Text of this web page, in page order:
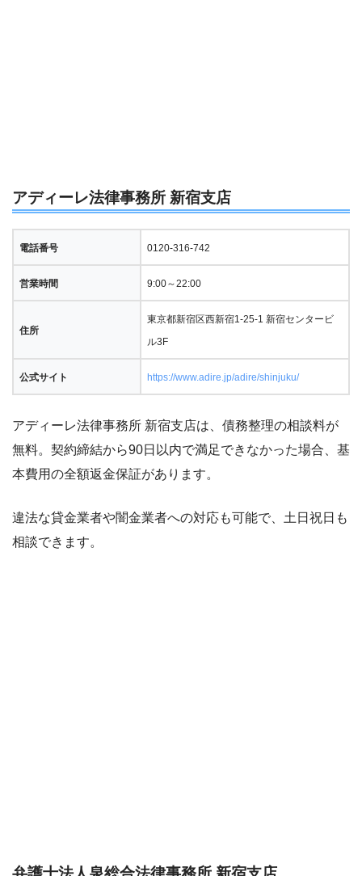
アディーレ法律事務所 新宿支店
電話番号 0120-316-742
営業時間 9:00～22:00
住所
東京都新宿区西新宿1-25-1 新宿センタービ
ル3F
公式サイト https://www.adire.jp/adire/shinjuku/
アディーレ法律事務所 新宿支店は、債務整理の相談料が
無料。契約締結から90日以内で満足できなかった場合、基
本費用の全額返金保証があります。
違法な貸金業者や闇金業者への対応も可能で、土日祝日も
相談できます。